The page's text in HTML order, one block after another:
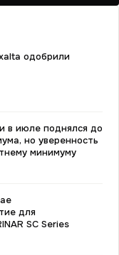
одобрили
в июле поднялся до
но уверенность
минимуму
для
SC Series